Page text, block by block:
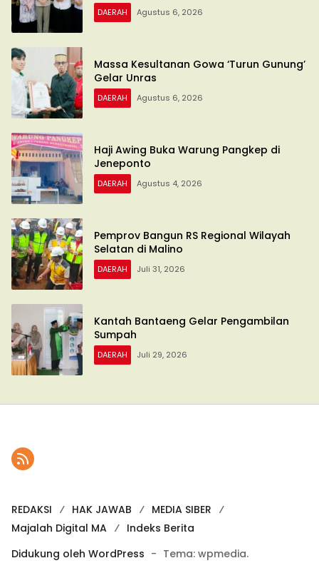
DAERAH Agustus 6, 2026
Massa Kesultanan Gowa ‘Turun Gunung’
Gelar Unras
DAERAH Agustus 6, 2026
Haji Awing Buka Warung Pangkep di
Jeneponto
DAERAH Agustus 4, 2026
Pemprov Bangun RS Regional Wilayah
Selatan di Malino
DAERAH Juli 31, 2026
Kantah Bantaeng Gelar Pengambilan
Sumpah
DAERAH Juli 29, 2026
REDAKSI HAK JAWAB
MEDIA SIBER
Majalah Digital MA
Indeks Berita
Didukung oleh WordPress - Tema: wpmedia.